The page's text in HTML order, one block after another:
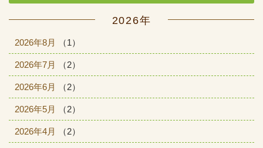
2026年
2026年8月 （1）
2026年7月 （2）
2026年6月 （2）
2026年5月 （2）
2026年4月 （2）